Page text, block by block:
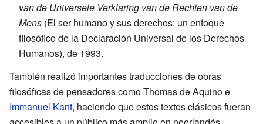
van de Universele Verklaring van de Rechten van de
Mens (El ser humano y sus derechos: un enfoque
filosófico de la Declaración Universal de los Derechos
Humanos), de 1993.
También realizó importantes traducciones de obras
filosóficas de pensadores como Thomas de Aquino e
Immanuel Kant, haciendo que estos textos clásicos fueran